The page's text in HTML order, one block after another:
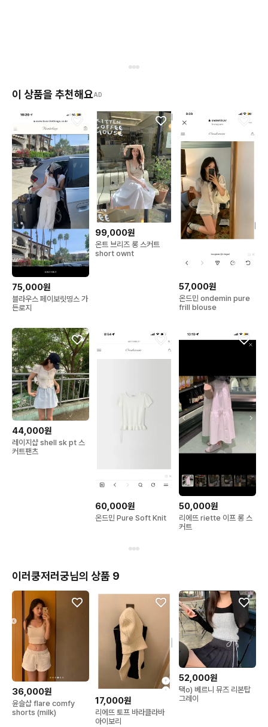
이 상품을 추천해요AD
75,000원
블라우스 페이보릿띵스 가
든로지
99,000원
온트 브리즈 롱 스커트
short ownt
57,000원
온드민 ondemin pure
frill blouse
44,000원
레이지샵 shell sk pt 스
커트팬츠
60,000원
온드민 Pure Soft Knit
50,000원
리에뜨 riette 이프 롱 스
커트
이러쿵저러궁님의 상품 9
36,000원
윤슬샵 flare comfy
shorts (milk)
17,000원
리에뜨 토프 바라클라바
아이보리
52,000원
택o) 베르니 뮤즈 리본탑
그레이